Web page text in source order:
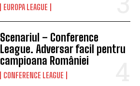
EUROPA LEAGUE
Scenariul – Conference
League. Adversar facil pentru
campioana României
CONFERENCE LEAGUE